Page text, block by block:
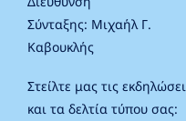
Σύνταξης: Μιχαήλ Γ.
Καβουκλής
Στείλτε μας τις
και τα δελτία τύπου σας: